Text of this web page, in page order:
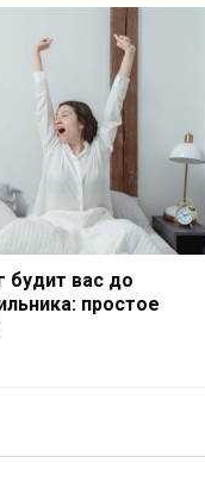
будит вас до
простое